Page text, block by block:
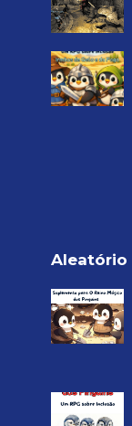
Aleatório